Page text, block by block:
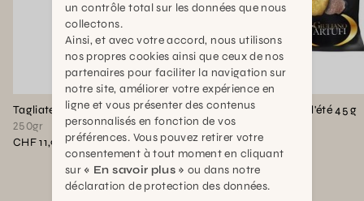
Tagliatelle à la truffe blanche 250 gr Giuliano Tartufi
250gr
CHF 11,90
Chips à la truffe d'été 45 g
45gr
CHF 5,90
un contrôle total sur les données que nous
collectons.
Ainsi, et avec votre accord, nous utilisons
nos propres cookies ainsi que ceux de nos
partenaires pour faciliter la navigation sur
notre site, améliorer votre expérience en
ligne et vous présenter des contenus
personnalisés en fonction de vos
préférences. Vous pouvez retirer votre
consentement à tout moment en cliquant
sur « En savoir plus » ou dans notre
déclaration de protection des données.